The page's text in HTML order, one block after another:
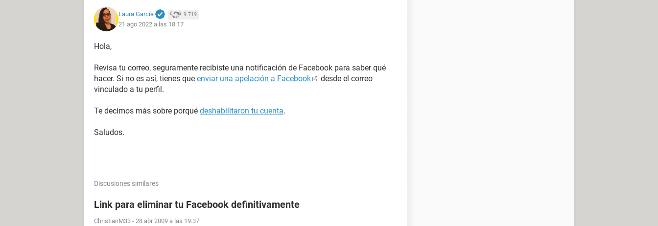
Laura García 9.719
21 ago 2022 a las 18:17
Hola,
Revisa tu correo, seguramente recibiste una notificación de Facebook para saber qué
hacer. Si no es así, tienes que enviar una apelación a Facebook
desde el correo
vinculado a tu perfil.
Te decimos más sobre porqué deshabilitaron tu cuenta.
Saludos.
Discusiones similares
Link para eliminar tu Facebook definitivamente
ChristianM33 - 28 abr 2009 a las 19:37